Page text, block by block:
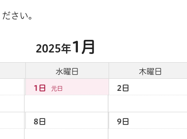
さい。
2025年1月
水曜日 木曜日
1日 元日 2日
8日 9日